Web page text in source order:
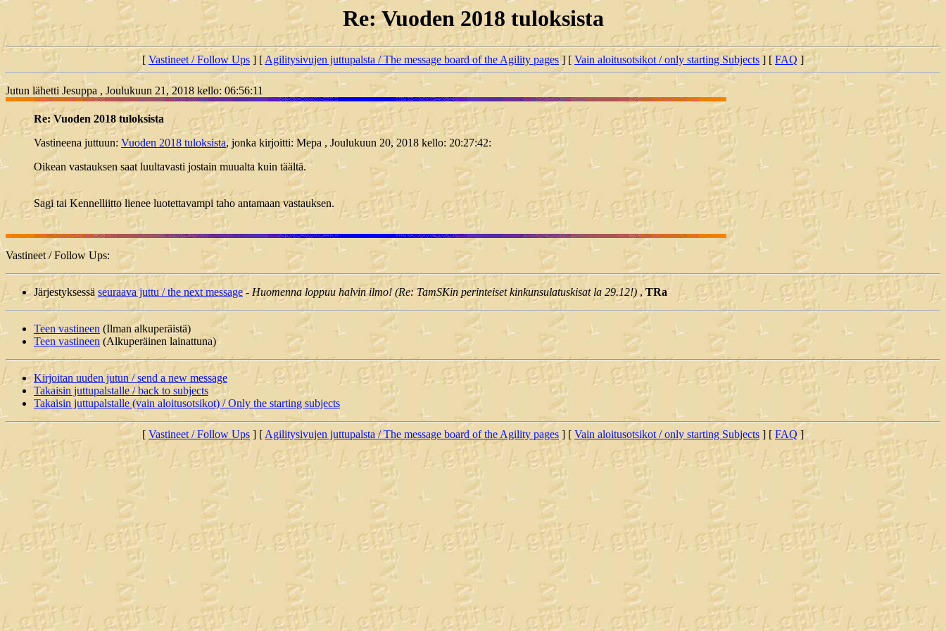
Re: Vuoden 2018 tuloksista
[ Vastineet / Follow Ups ] [Agilitysivujen juttupalsta / The message board of the Agility pages] [ Vain aloitusotsikot / only starting Subjects ] [ FAQ ]
Jutun lähetti Jesuppa , Joulukuun 21, 2018 kello: 06:56:11
Re: Vuoden 2018 tuloksista
Vastineena juttuun: Vuoden 2018 tuloksista, jonka kirjoitti: Mepa , Joulukuun 20, 2018 kello: 20:27:42:
Oikean vastauksen saat luultavasti jostain muualta kuin täältä.
Sagi tai Kennelliitto lienee luotettavampi taho antamaan vastauksen.
Vastineet / Follow Ups:
Järjestyksessä seuraava juttu / the next message- Huomenna loppuu halvin ilmo! (Re: TamSKin perinteiset kinkunsulatuskisat la 29.12!) ,TRa
Teen vastineen (Ilman alkuperäistä)
Teen vastineen (Alkuperäinen lainattuna)
Kirjoitan uuden jutun / send a new message
Takaisin juttupalstalle / back to subjects
Takaisin juttupalstalle (vain aloitusotsikot) / Only the starting subjects
[ Vastineet / Follow Ups ] [Agilitysivujen juttupalsta / The message board of the Agility pages ] [ Vain aloitusotsikot / only starting Subjects ] [ FAQ]